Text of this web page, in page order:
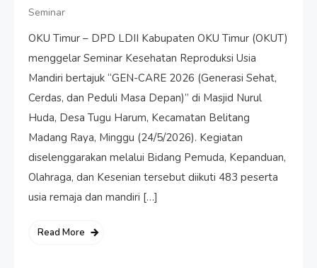
Seminar
OKU Timur – DPD LDII Kabupaten OKU Timur (OKUT)
menggelar Seminar Kesehatan Reproduksi Usia
Mandiri bertajuk “GEN-CARE 2026 (Generasi Sehat,
Cerdas, dan Peduli Masa Depan)” di Masjid Nurul
Huda, Desa Tugu Harum, Kecamatan Belitang
Madang Raya, Minggu (24/5/2026). Kegiatan
diselenggarakan melalui Bidang Pemuda, Kepanduan,
Olahraga, dan Kesenian tersebut diikuti 483 peserta
usia remaja dan mandiri […]
Read More